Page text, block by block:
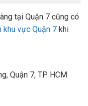
tại Quận 7 cũng có
khu vực Quận 7 khi
Quận 7, TP. HCM